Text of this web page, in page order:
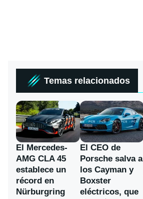
Temas relacionados
El Mercedes-
AMG CLA 45
establece un
récord en
Nürburgring
El CEO de
Porsche salva a
los Cayman y
Boxster
eléctricos, que